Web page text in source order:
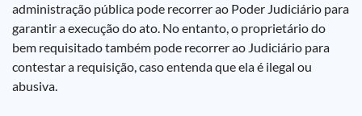
administração pública pode recorrer ao Poder Judiciário para
garantir a execução do ato. No entanto, o proprietário do
bem requisitado também pode recorrer ao Judiciário para
contestar a requisição, caso entenda que ela é ilegal ou
abusiva.